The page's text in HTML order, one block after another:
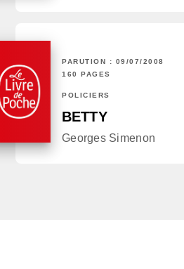
PARUTION : 09/07/2008
160 PAGES
POLICIERS
BETTY
Georges Simenon